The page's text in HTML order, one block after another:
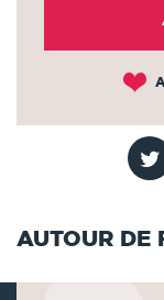
AUTOUR DE